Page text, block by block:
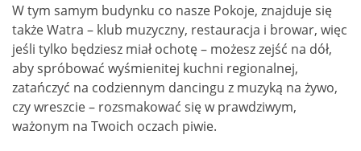
W tym samym budynku co nasze Pokoje, znajduje się
także Watra – klub muzyczny, restauracja i browar, więc
jeśli tylko będziesz miał ochotę – możesz zejść na dół,
aby spróbować wyśmienitej kuchni regionalnej,
zatańczyć na codziennym dancingu z muzyką na żywo,
czy wreszcie – rozsmakować się w prawdziwym,
ważonym na Twoich oczach piwie.